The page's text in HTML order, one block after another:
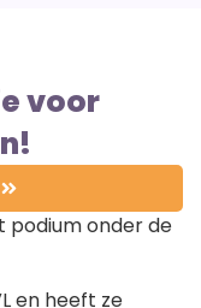
voor
podium onder de
en heeft ze